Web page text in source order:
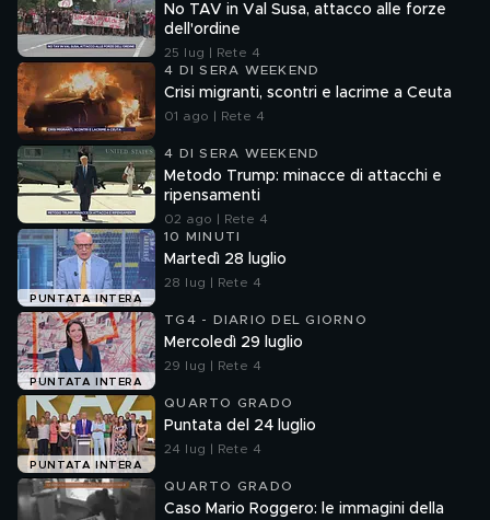
No TAV in Val Susa, attacco alle forze
dell'ordine
25 lug | Rete 4
4 DI SERA WEEKEND
Crisi migranti, scontri e lacrime a Ceuta
01 ago | Rete 4
4 DI SERA WEEKEND
Metodo Trump: minacce di attacchi e
ripensamenti
02 ago | Rete 4
PUNTATA INTERA
10 MINUTI
Martedì 28 luglio
28 lug | Rete 4
PUNTATA INTERA
TG4 - DIARIO DEL GIORNO
Mercoledì 29 luglio
29 lug | Rete 4
PUNTATA INTERA
QUARTO GRADO
Puntata del 24 luglio
24 lug | Rete 4
QUARTO GRADO
Caso Mario Roggero: le immagini della